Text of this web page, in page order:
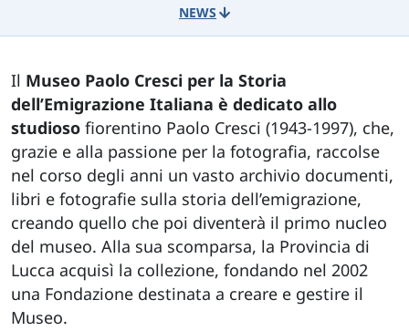
NEWS
Il Museo Paolo Cresci per la Storia
dell’Emigrazione Italiana è dedicato allo
studioso fiorentino Paolo Cresci (1943-1997), che,
grazie e alla passione per la fotografia, raccolse
nel corso degli anni un vasto archivio documenti,
libri e fotografie sulla storia dell’emigrazione,
creando quello che poi diventerà il primo nucleo
del museo. Alla sua scomparsa, la Provincia di
Lucca acquisì la collezione, fondando nel 2002
una Fondazione destinata a creare e gestire il
Museo.